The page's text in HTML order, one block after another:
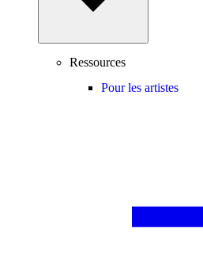
Ressources
Pour les artistes